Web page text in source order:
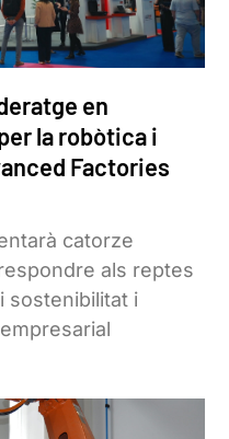
en
la robòtica i
Factories
catorze
als reptes
sostenibilitat i